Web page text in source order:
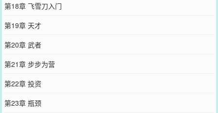
第18章 飞雪刀入门
第19章 天才
第20章 武者
第21章 步步为营
第22章 投资
第23章 瓶颈